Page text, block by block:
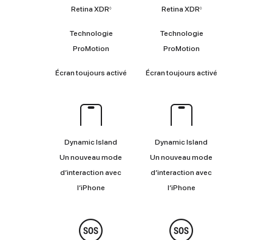
Retina XDR◊Renvoi
légales
Technologie
ProMotion
Écran toujours activé
Retina XDR◊Renvoi
légales
Technologie
ProMotion
Écran toujours activé
Dynamic
Dynamic Island
Un nouveau mode
d’interaction avec
l’iPhone
Dynamic Island
Un nouveau mode
d’interaction avec
l’iPhone
Sécurité